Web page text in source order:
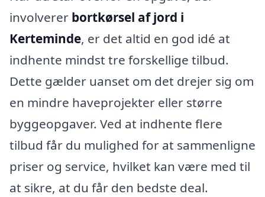
involverer bortkørsel af jord i
Kerteminde, er det altid en god idé at
indhente mindst tre forskellige tilbud.
Dette gælder uanset om det drejer sig om
en mindre haveprojekter eller større
byggeopgaver. Ved at indhente flere
tilbud får du mulighed for at sammenligne
priser og service, hvilket kan være med til
at sikre, at du får den bedste deal.